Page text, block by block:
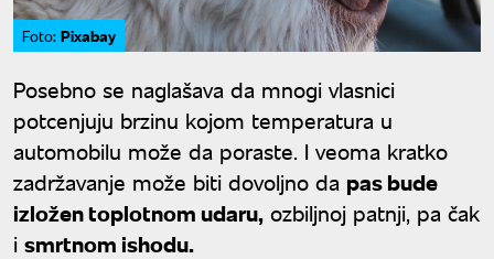
Foto: Pixabay
Posebno se naglašava da mnogi vlasnici
potcenjuju brzinu kojom temperatura u
automobilu može da poraste. I veoma kratko
zadržavanje može biti dovoljno da pas bude
izložen toplotnom udaru, ozbiljnoj patnji, pa čak
i smrtnom ishodu.